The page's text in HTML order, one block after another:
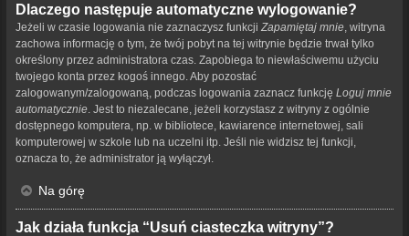
Dlaczego następuje automatyczne wylogowanie?
Jeżeli w czasie logowania nie zaznaczysz funkcji Zapamiętaj mnie , witryna
zachowa informację o tym, że twój pobyt na tej witrynie będzie trwał tylko
określony przez administratora czas. Zapobiega to niewłaściwemu użyciu
twojego konta przez kogoś innego. Aby pozostać
zalogowanym/zalogowaną, podczas logowania zaznacz funkcję Loguj mnie
automatycznie . Jest to niezalecane, jeżeli korzystasz z witryny z ogólnie
dostępnego komputera, np. w bibliotece, kawiarence internetowej, sali
komputerowej w szkole lub na uczelni itp. Jeśli nie widzisz tej funkcji,
oznacza to, że administrator ją wyłączył.
Na górę
Jak działa funkcja “Usuń ciasteczka witryny”?